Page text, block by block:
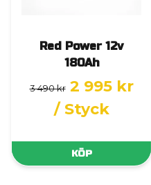
Red Power 12v
180Ah
3 490 kr 2 995 kr
/ Styck
KÖP